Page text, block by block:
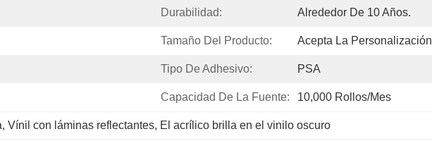
Durabilidad: Alrededor De 10 Años.
Tamaño Del Producto: Acepta La Personalización
Tipo De Adhesivo: PSA
Capacidad De La Fuente: 10,000 Rollos/mes
, Vínil con láminas reflectantes, El acrílico brilla en el vinilo oscuro